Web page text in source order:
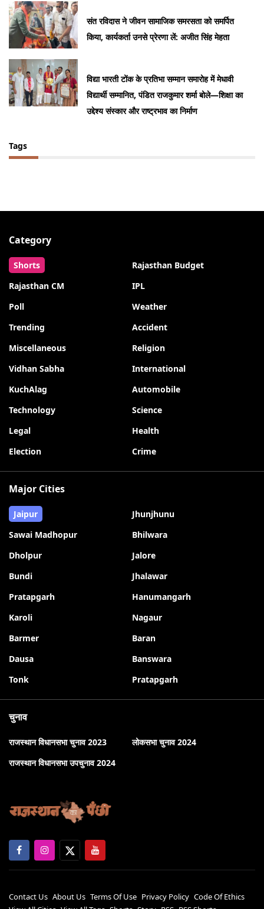
संत रविदास ने जीवन सामाजिक समरसता को समर्पित
किया, कार्यकर्ता उनसे प्रेरणा लें: अजीत सिंह मेहता
विद्या भारती टोंक के प्रतिभा सम्मान समारोह में मेधावी
विद्यार्थी सम्मानित, पंडित राजकुमार शर्मा बोले—शिक्षा का
उद्देश्य संस्कार और राष्ट्रभाव का निर्माण
Tags
Category
Shorts
Rajasthan Budget
Rajasthan CM
IPL
Poll
Weather
Trending
Accident
Miscellaneous
Religion
Vidhan Sabha
International
KuchAlag
Automobile
Technology
Science
Legal
Health
Election
Crime
Major Cities
Jaipur
Jhunjhunu
Sawai Madhopur
Bhilwara
Dholpur
Jalore
Bundi
Jhalawar
Pratapgarh
Hanumangarh
Karoli
Nagaur
Barmer
Baran
Dausa
Banswara
Tonk
Pratapgarh
चुनाव
राजस्थान विधानसभा चुनाव 2023
लोकसभा चुनाव 2024
राजस्थान विधानसभा उपचुनाव 2024
Contact Us About Us Terms Of Use Privacy Policy Code Of Ethics